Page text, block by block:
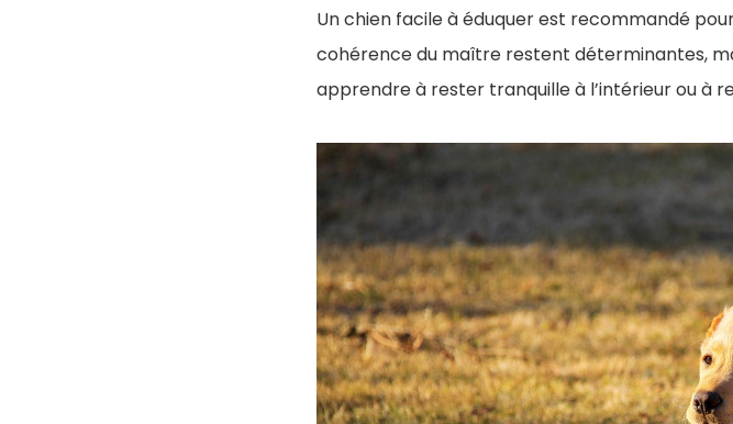
Un chien facile à éduquer est recommandé
cohérence du maître restent déterminantes,
apprendre à rester tranquille à l’intérieur ou à